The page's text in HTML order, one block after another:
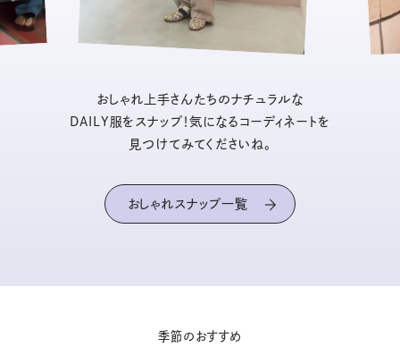
おしゃれ上手さんたちのナチュラルな
DAILY服をスナップ！気になるコーディネートを
見つけてみてくださいね。
おしゃれスナップ一覧
季節のおすすめ